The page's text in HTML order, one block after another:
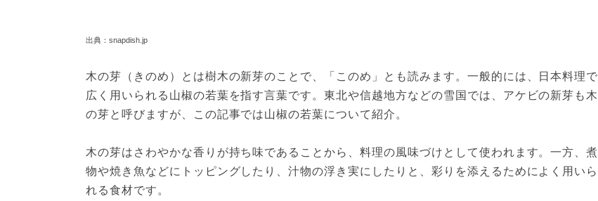
出典：snapdish.jp
木の芽（きのめ）とは樹木の新芽のことで、「このめ」とも読みます。一般的には、日本料理で
広く用いられる山椒の若葉を指す言葉です。東北や信越地方などの雪国では、アケビの新芽も木
の芽と呼びますが、この記事では山椒の若葉について紹介。
木の芽はさわやかな香りが持ち味であることから、料理の風味づけとして使われます。一方、煮
物や焼き魚などにトッピングしたり、汁物の浮き実にしたりと、彩りを添えるためによく用いら
れる食材です。